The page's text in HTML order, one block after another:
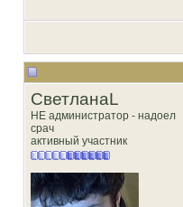
СветланаL
НЕ администратор - надоел
срач
активный участник